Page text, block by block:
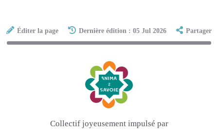
Éditer la page Dernière édition : 05 Jul 2026 Partager
Collectif joyeusement impulsé par